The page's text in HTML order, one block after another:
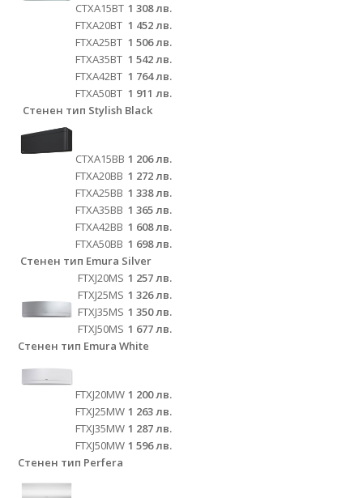
CTXA15BT 1 308 лв.
FTXA20BT 1 452 лв.
FTXA25BT 1 506 лв.
FTXA35BT 1 542 лв.
FTXA42BT 1 764 лв.
FTXA50BT 1 911 лв.
Стенен тип Stylish Black
CTXA15BB 1 206 лв.
FTXA20BB 1 272 лв.
FTXA25BB 1 338 лв.
FTXA35BB 1 365 лв.
FTXA42BB 1 608 лв.
FTXA50BB 1 698 лв.
Стенен тип Emura Silver
FTXJ20MS 1 257 лв.
FTXJ25MS 1 326 лв.
FTXJ35MS 1 350 лв.
FTXJ50MS 1 677 лв.
Стенен тип Emura White
FTXJ20MW 1 200 лв.
FTXJ25MW 1 263 лв.
FTXJ35MW 1 287 лв.
FTXJ50MW 1 596 лв.
Стенен тип Perfera